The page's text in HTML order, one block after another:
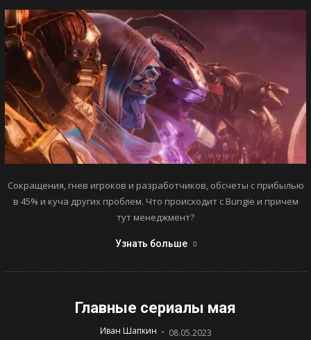
Сокращения, гнев игроков и разработчиков, обсчеты с прибылью
в 45% и куча других проблем. Что происходит с Bungie и причем
тут менеджмент?
Узнать больше
Главные сериалы мая
Иван Шапкин - 08.05.2023